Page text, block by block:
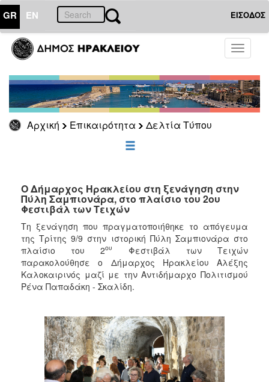
GR EN ΕΙΣΟΔΟΣ
Toggle
Αρχική Επικαιρότητα Δελτία Τύπου
ΕΠΙΚΑΙΡΟΤΗΤΑ
Τύπου
Αρχείο
ΕΠΙΣΚΕΠΤΗΣ
ΗΡΑΚΛΕΙΟ
Ο Δήμαρχος Ηρακλείου στη ξενάγηση στην
Πύλη Σαμπιονάρα, στο πλαίσιο του 2ου
Φεστιβάλ των Τειχών
Τη ξενάγηση που πραγματοποιήθηκε το απόγευμα
της Τρίτης 9/9 στην ιστορική Πύλη Σαμπιονάρα στο
πλαίσιο του 2ου
Φεστιβάλ των Τειχών
παρακολούθησε ο Δήμαρχος Ηρακλείου Αλέξης
Καλοκαιρινός μαζί με την Αντιδήμαρχο Πολιτισμού
Ρένα Παπαδάκη - Σκαλίδη.